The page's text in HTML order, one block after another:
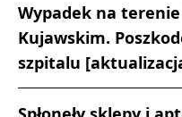
Wypadek na
Kujawskim.
szpitalu